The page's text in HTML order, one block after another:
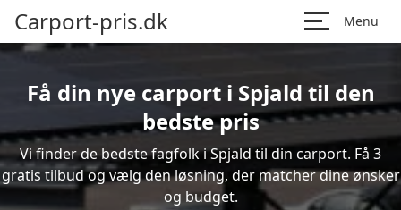
Carport-pris.dk Menu
Få din nye carport i Spjald til den
bedste pris
Vi finder de bedste fagfolk i Spjald til din carport. Få 3
gratis tilbud og vælg den løsning, der matcher dine ønsker
og budget.